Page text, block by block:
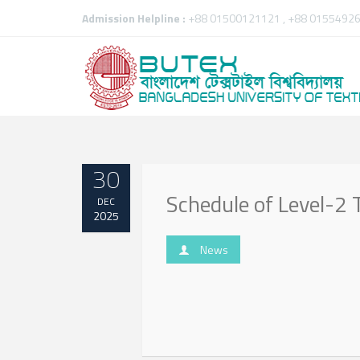
Admission Helpline : +88 01500121121 , +88
30
DEC
2025 Schedule of Level-
News